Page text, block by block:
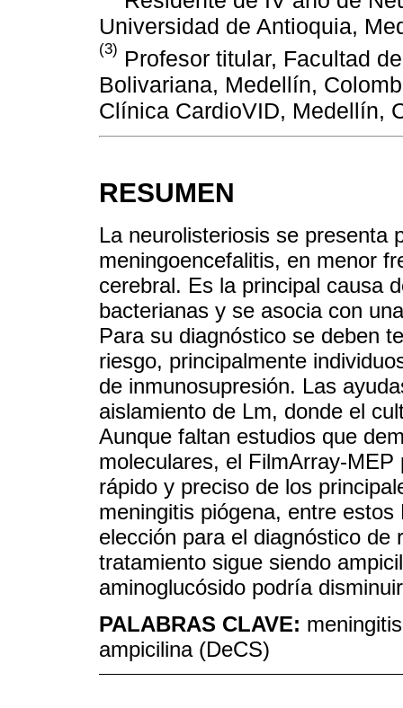
Universidad de Antioquia,
(3) Profesor titular, Facultad
Bolivariana, Medellín,
Clínica CardioVID, Medellín,
RESUMEN
La neurolisteriosis se presenta
meningoencefalitis, en menor
cerebral. Es la principal causa
bacterianas y se asocia con
Para su diagnóstico se deben
riesgo, principalmente
de inmunosupresión. Las
aislamiento de Lm, donde el
Aunque faltan estudios que
moleculares, el FilmArray-
rápido y preciso de los
meningitis piógena, entre
elección para el diagnóstico de
tratamiento sigue siendo
aminoglucósido podría
PALABRAS CLAVE:
ampicilina (DeCS)